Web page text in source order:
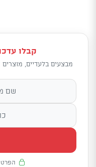
קבלו
מבצעים בלעדיים, מוצרים